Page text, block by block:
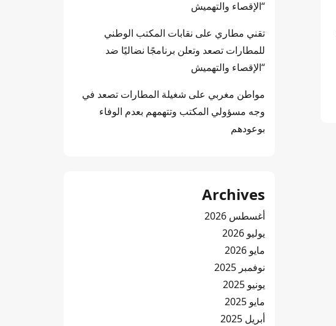
“الإقصاء والتهميش
تقني مطاري على نقابات المكتب الوطني
للمطارات تصعد وتعلن برنامجًا نضاليًا ضد
“الإقصاء والتهميش
مواطن مغربي على شغيلة المطارات تصعد في
وجه مسؤولي المكتب وتتهمهم بعدم الوفاء
بوعودهم
Archives
أغسطس 2026
يوليو 2026
مايو 2026
نوفمبر 2025
يونيو 2025
مايو 2025
أبريل 2025